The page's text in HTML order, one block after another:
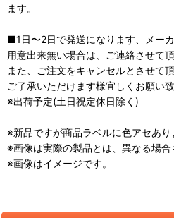
ます。
■1日〜2日で発送になります、メー
用意出来無い場合は、ご連絡させて頂
また、ご注文をキャンセルとさせて
ご了承いただけます様宜しくお願い致
※出荷予定(土日祝定休日除く)
※新品ですが商品ラベルに色アセあり
※画像は実際の製品とは、異なる場合
※画像はイメージです。